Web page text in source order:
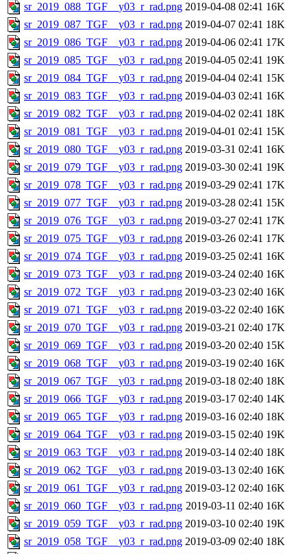
sr_2019_088_TGF__y03_r_rad.png 2019-04-08 02:41 16K
sr_2019_087_TGF__y03_r_rad.png 2019-04-07 02:41 18K
sr_2019_086_TGF__y03_r_rad.png 2019-04-06 02:41 17K
sr_2019_085_TGF__y03_r_rad.png 2019-04-05 02:41 19K
sr_2019_084_TGF__y03_r_rad.png 2019-04-04 02:41 15K
sr_2019_083_TGF__y03_r_rad.png 2019-04-03 02:41 16K
sr_2019_082_TGF__y03_r_rad.png 2019-04-02 02:41 18K
sr_2019_081_TGF__y03_r_rad.png 2019-04-01 02:41 15K
sr_2019_080_TGF__y03_r_rad.png 2019-03-31 02:41 16K
sr_2019_079_TGF__y03_r_rad.png 2019-03-30 02:41 19K
sr_2019_078_TGF__y03_r_rad.png 2019-03-29 02:41 17K
sr_2019_077_TGF__y03_r_rad.png 2019-03-28 02:41 15K
sr_2019_076_TGF__y03_r_rad.png 2019-03-27 02:41 17K
sr_2019_075_TGF__y03_r_rad.png 2019-03-26 02:41 17K
sr_2019_074_TGF__y03_r_rad.png 2019-03-25 02:41 16K
sr_2019_073_TGF__y03_r_rad.png 2019-03-24 02:40 16K
sr_2019_072_TGF__y03_r_rad.png 2019-03-23 02:40 16K
sr_2019_071_TGF__y03_r_rad.png 2019-03-22 02:40 16K
sr_2019_070_TGF__y03_r_rad.png 2019-03-21 02:40 17K
sr_2019_069_TGF__y03_r_rad.png 2019-03-20 02:40 15K
sr_2019_068_TGF__y03_r_rad.png 2019-03-19 02:40 16K
sr_2019_067_TGF__y03_r_rad.png 2019-03-18 02:40 18K
sr_2019_066_TGF__y03_r_rad.png 2019-03-17 02:40 14K
sr_2019_065_TGF__y03_r_rad.png 2019-03-16 02:40 18K
sr_2019_064_TGF__y03_r_rad.png 2019-03-15 02:40 19K
sr_2019_063_TGF__y03_r_rad.png 2019-03-14 02:40 18K
sr_2019_062_TGF__y03_r_rad.png 2019-03-13 02:40 16K
sr_2019_061_TGF__y03_r_rad.png 2019-03-12 02:40 16K
sr_2019_060_TGF__y03_r_rad.png 2019-03-11 02:40 16K
sr_2019_059_TGF__y03_r_rad.png 2019-03-10 02:40 19K
sr_2019_058_TGF__y03_r_rad.png 2019-03-09 02:40 18K